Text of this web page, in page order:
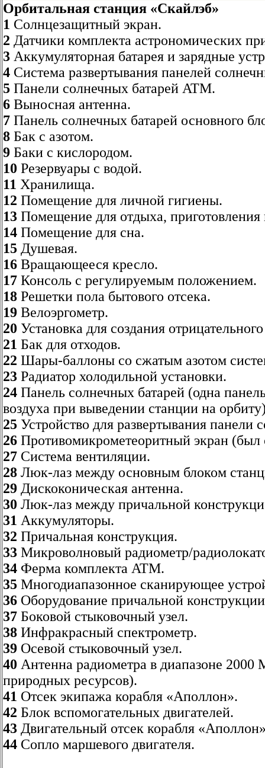
Орбитальная станция «Скайлэб»
1 Солнцезащитный экран.
2 Датчики комплекта астрономических
3 Аккумуляторная батарея и зарядные
4 Система развертывания панелей
5 Панели солнечных батарей ATM.
6 Выносная антенна.
7 Панель солнечных батарей основного
8 Бак с азотом.
9 Баки с кислородом.
10 Резервуары с водой.
11 Хранилища.
12 Помещение для личной гигиены.
13 Помещение для отдыха,
14 Помещение для сна.
15 Душевая.
16 Вращающееся кресло.
17 Консоль с регулируемым положением.
18 Решетки пола бытового отсека.
19 Велоэргометр.
20 Установка для создания
21 Бак для отходов.
22 Шары-баллоны со сжатым азотом
23 Радиатор холодильной установки.
24 Панель солнечных батарей (одна
воздуха при выведении станции на
25 Устройство для развертывания панели
26 Противомикрометеоритный экран (был
27 Система вентиляции.
28 Люк-лаз между основным блоком
29 Дискоконическая антенна.
30 Люк-лаз между причальной
31 Аккумуляторы.
32 Причальная конструкция.
33 Микроволновый радиометр/
34 Ферма комплекта ATM.
35 Многодиапазонное сканирующее
36 Оборудование причальной
37 Боковой стыковочный узел.
38 Инфракрасный спектрометр.
39 Осевой стыковочный узел.
40 Антенна радиометра в диапазоне
природных ресурсов).
41 Отсек экипажа корабля «Аполлон».
42 Блок вспомогательных двигателей.
43 Двигательный отсек корабля
44 Сопло маршевого двигателя.